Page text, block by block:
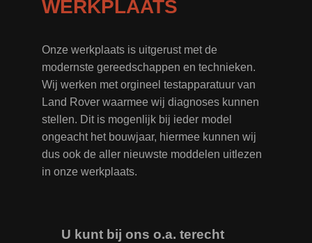
WERKPLAATS
Onze werkplaats is uitgerust met de
modernste gereedschappen en technieken.
Wij werken met orgineel testapparatuur van
Land Rover waarmee wij diagnoses kunnen
stellen. Dit is mogenlijk bij ieder model
ongeacht het bouwjaar, hiermee kunnen wij
dus ook de aller nieuwste moddelen uitlezen
in onze werkplaats.
U kunt bij ons o.a. terecht